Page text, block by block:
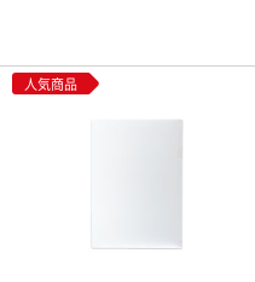
人気商品